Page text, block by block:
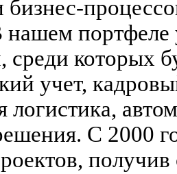
бизнес-
портфеле
среди которых
учет,
логистика,
С 2000